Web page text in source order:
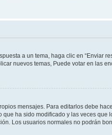
a un tema, haga clic en “Enviar
nuevos temas, Puede votar en las
mensajes. Para editarlos debe
ha sido modificado y las veces
Los usuarios normales no podrán